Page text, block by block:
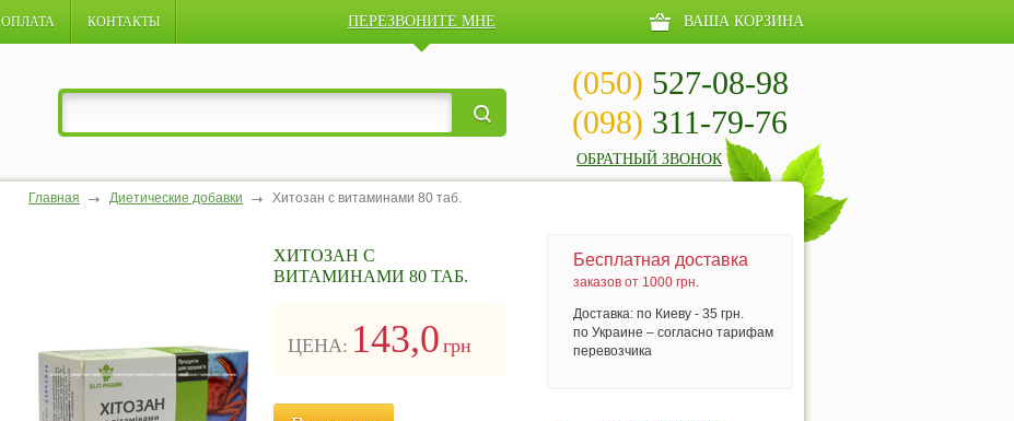
ОПЛАТА КОНТАКТЫ ПЕРЕЗВОНИТЕ МНЕ ВАША КОРЗИНА
(050) 527-08-98
(098) 311-79-76
ОБРАТНЫЙ ЗВОНОК
Главная Диетические добавки Хитозан с витаминами 80 таб.
ХИТОЗАН С
ВИТАМИНАМИ 80 ТАБ.
ЦЕНА: 143,0 грн
Бесплатная доставка
заказов от 1000 грн.
Доставка: по Киеву - 35 грн.
по Украине – согласно тарифам
перевозчика